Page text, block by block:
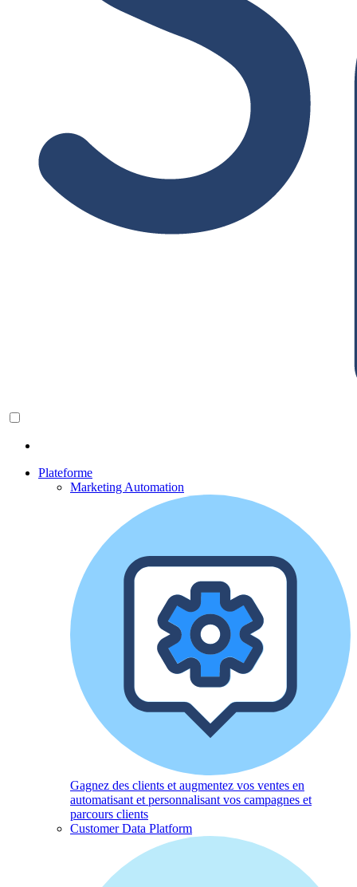
Plateforme
Marketing Automation
Gagnez des clients et augmentez vos ventes en
automatisant et personnalisant vos campagnes et
parcours clients
Customer Data Platform